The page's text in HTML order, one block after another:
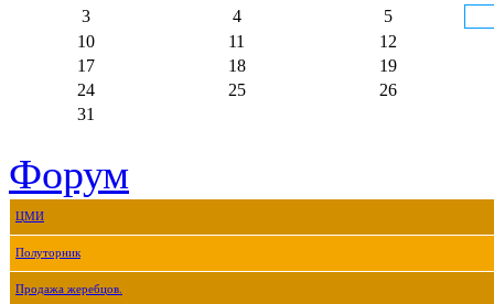
3 4
5
10
11
12
17
18
19
24
25
26
31
Форум
ЦМИ
Полуторник
Продажа жеребцов.